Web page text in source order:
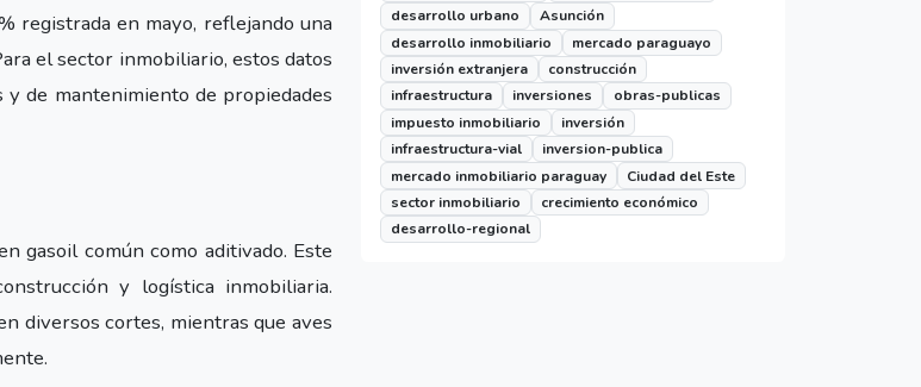
registrada en mayo, reflejando una
el sector inmobiliario, estos datos
de mantenimiento de propiedades
gasoil común como aditivado. Este
y logística inmobiliaria.
diversos cortes, mientras que aves
desarrollo urbano
Asunción
desarrollo inmobiliario
mercado paraguayo
inversión extranjera
construcción
infraestructura
inversiones
obras-publicas
impuesto inmobiliario
inversión
infraestructura-vial
inversion-publica
mercado inmobiliario paraguay
Ciudad del Este
sector inmobiliario
crecimiento económico
desarrollo-regional